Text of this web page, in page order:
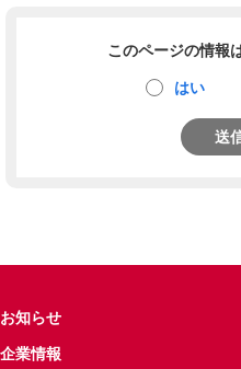
このページの情報
はい
送
お知らせ
企業情報